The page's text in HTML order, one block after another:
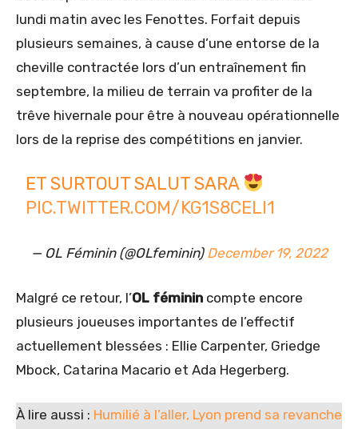
lundi matin avec les Fenottes. Forfait depuis
plusieurs semaines, à cause d’une entorse de la
cheville contractée lors d’un entraînement fin
septembre, la milieu de terrain va profiter de la
trêve hivernale pour être à nouveau opérationnelle
lors de la reprise des compétitions en janvier.
ET SURTOUT SALUT SARA
PIC.TWITTER.COM/KG1S8CELI1
— OL Féminin (@OLfeminin) December 19, 2022
Malgré ce retour, l’OL féminin compte encore
plusieurs joueuses importantes de l’effectif
actuellement blessées : Ellie Carpenter, Griedge
Mbock, Catarina Macario et Ada Hegerberg.
À lire aussi : Humilié à l’aller, Lyon prend sa revanche